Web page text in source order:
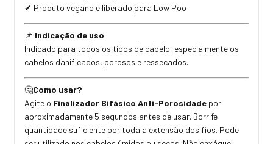
✔ Produto vegano e liberado para Low Poo
📌 Indicação de uso
Indicado para todos os tipos de cabelo, especialmente os
cabelos danificados, porosos e ressecados.
🤔Como usar?
Agite o Finalizador Bifásico Anti-Porosidade por
aproximadamente 5 segundos antes de usar. Borrife
quantidade suficiente por toda a extensão dos fios. Pode